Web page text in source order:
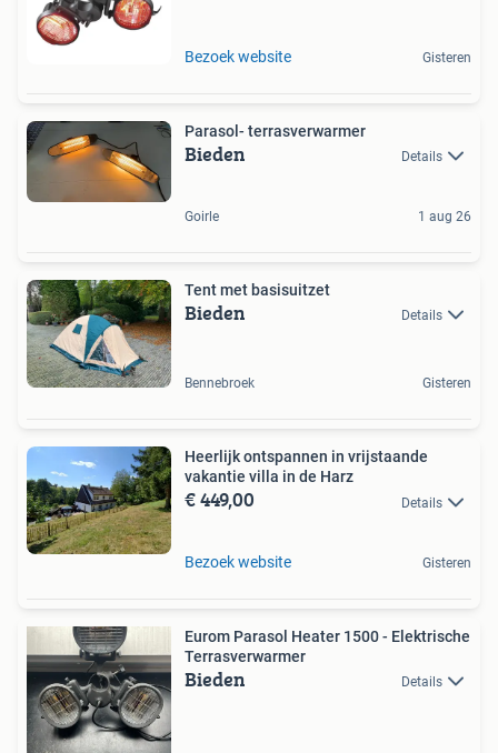
Bezoek website Gisteren
Parasol- terrasverwarmer
Bieden Details
Goirle 1 aug 26
Tent met basisuitzet
Bieden Details
Bennebroek Gisteren
Heerlijk ontspannen in vrijstaande
vakantie villa in de Harz
€ 449,00 Details
Bezoek website Gisteren
Eurom Parasol Heater 1500 - Elektrische
Terrasverwarmer
Bieden Details